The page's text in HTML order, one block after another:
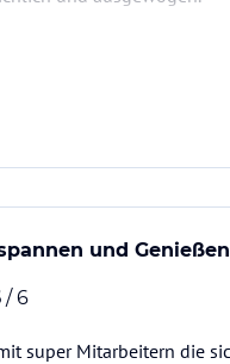
zu Gast, haben
und
/ 6
super Mitarbeitern die